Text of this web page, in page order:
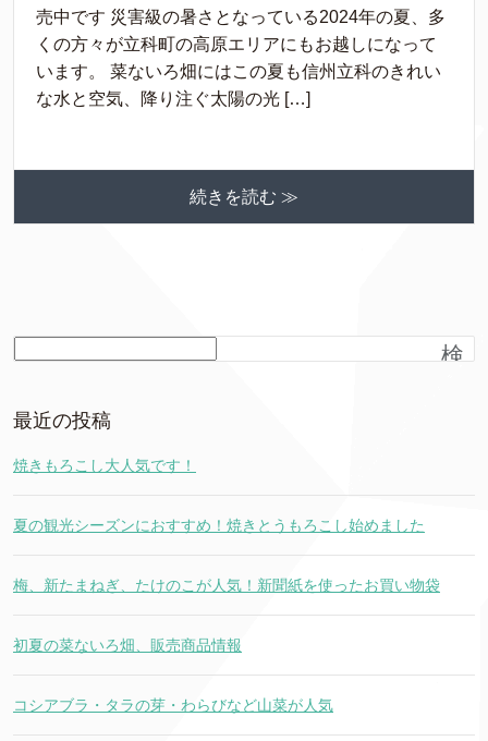
売中です 災害級の暑さとなっている2024年の夏、多
くの方々が立科町の高原エリアにもお越しになって
います。 菜ないろ畑にはこの夏も信州立科のきれい
な水と空気、降り注ぐ太陽の光 […]
続きを読む ≫
検
最近の投稿
焼きもろこし大人気です！
夏の観光シーズンにおすすめ！焼きとうもろこし始めました
梅、新たまねぎ、たけのこが人気！新聞紙を使ったお買い物袋
初夏の菜ないろ畑、販売商品情報
コシアブラ・タラの芽・わらびなど山菜が人気